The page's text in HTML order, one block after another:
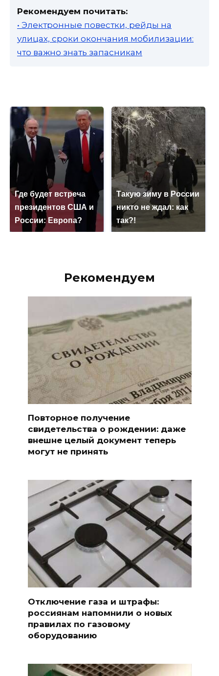
Рекомендуем почитать:
• Электронные повестки, рейды на
улицах, сроки окончания мобилизации:
что важно знать запасникам
Где будет встреча
президентов США и
России: Европа?
Такую зиму в России
никто не ждал: как
так?!
Рекомендуем
Повторное получение
свидетельства о рождении: даже
внешне целый документ теперь
могут не принять
Отключение газа и штрафы:
россиянам напомнили о новых
правилах по газовому
оборудованию